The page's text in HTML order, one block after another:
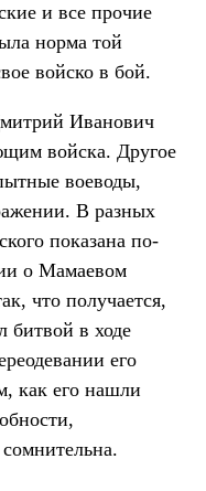
и все прочие
норма той
войско в бой.
Иванович
войска. Другое
воеводы,
В разных
показана по-
о Мамаевом
что получается,
битвой в ходе
его
как его нашли